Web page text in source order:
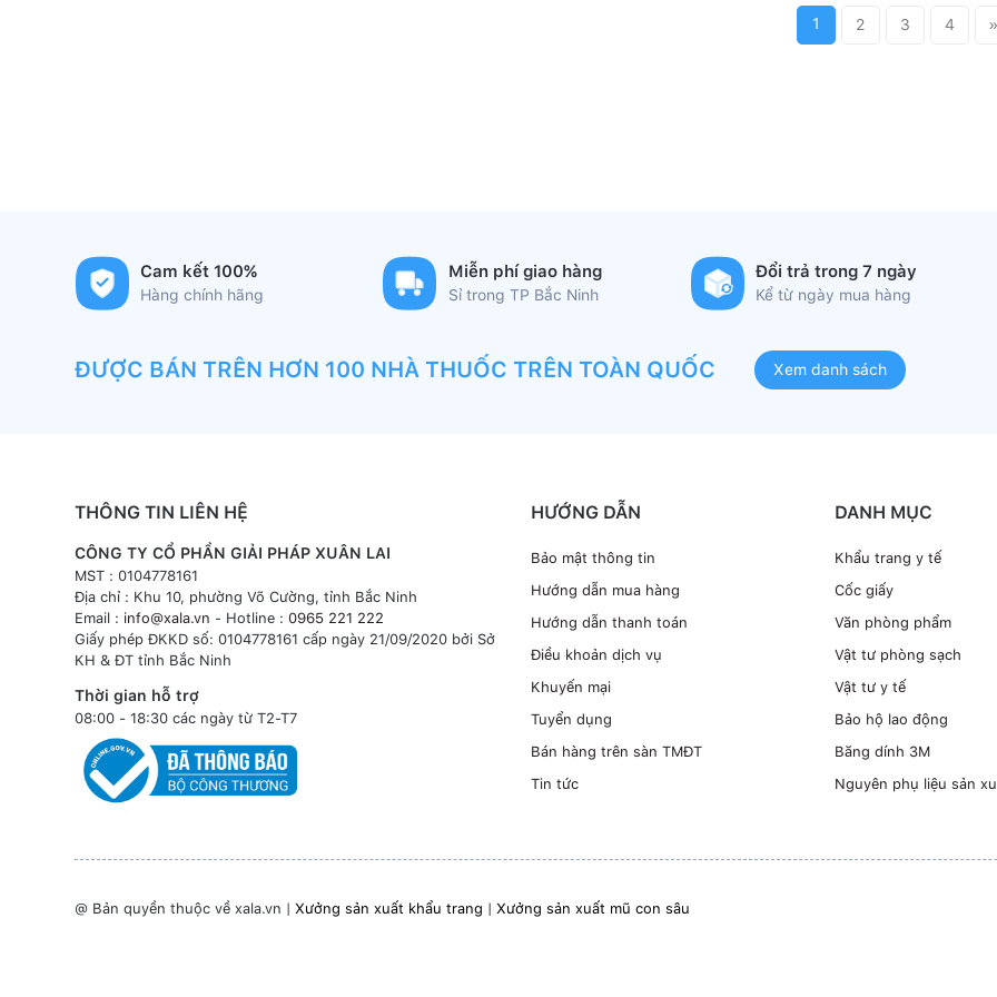
1 2 3 4
Cam kết 100%
Hàng chính hãng
Miễn phí giao hàng
Sỉ trong TP Bắc Ninh
Đổi trả trong 7 ngày
Kể từ ngày mua hàng
ĐƯỢC BÁN TRÊN HƠN 100 NHÀ THUỐC TRÊN TOÀN QUỐC Xem danh sách
THÔNG TIN LIÊN HỆ
CÔNG TY CỔ PHẦN GIẢI PHÁP XUÂN LAI
MST : 0104778161
Địa chỉ : Khu 10, phường Võ Cường, tỉnh Bắc Ninh
Email : info@xala.vn - Hotline : 0965 221 222
Giấy phép ĐKKD số: 0104778161 cấp ngày 21/09/2020 bởi Sở
KH & ĐT tỉnh Bắc Ninh
Thời gian hỗ trợ
08:00 - 18:30 các ngày từ T2-T7
HƯỚNG DẪN
Bảo mật thông tin
Hướng dẫn mua hàng
Hướng dẫn thanh toán
Điều khoản dịch vụ
Khuyến mại
Tuyển dụng
Bán hàng trên sàn TMĐT
Tin tức
DANH MỤC
Khẩu trang y tế
Cốc giấy
Văn phòng phẩm
Vật tư phòng sạch
Vật tư y tế
Bảo hộ lao động
Băng dính 3M
Nguyên phụ liệu sản
@ Bản quyền thuộc về xala.vn | Xưởng sản xuất khẩu trang | Xưởng sản xuất mũ con sâu